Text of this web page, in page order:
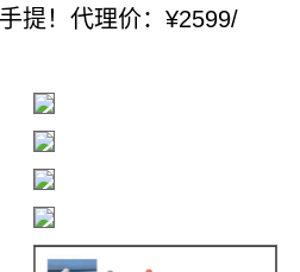
提！代理价：¥2599/